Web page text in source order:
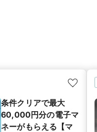
条件クリアで最大
60,000円分の電子マ
ネーがもらえる【マ